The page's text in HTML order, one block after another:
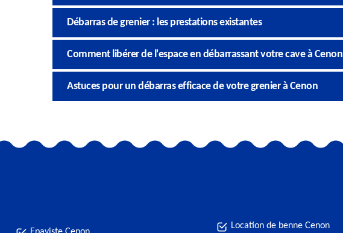
Débarras de grenier : les prestations existantes
Comment libérer de l'espace en débarrassant votre cave à Cenon
Astuces pour un débarras efficace de votre grenier à Cenon
Location de benne Cenon